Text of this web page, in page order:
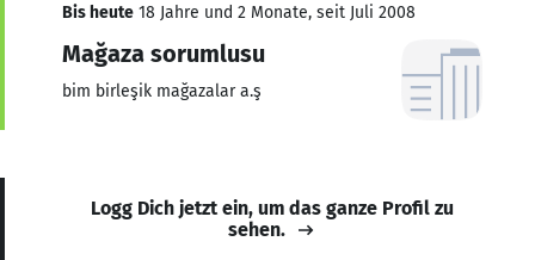
Bis heute 18 Jahre und 2 Monate, seit Juli 2008
Mağaza sorumlusu
bim birleşik mağazalar a.ş
Logg Dich jetzt ein, um das ganze Profil zu
sehen.